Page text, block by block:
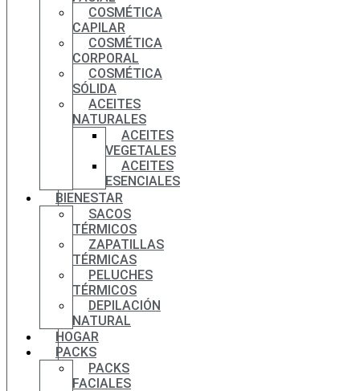
COSMÉTICA
CAPILAR
COSMÉTICA
CORPORAL
COSMÉTICA
SÓLIDA
ACEITES
NATURALES
ACEITES
VEGETALES
ACEITES
ESENCIALES
BIENESTAR
SACOS
TÉRMICOS
ZAPATILLAS
TÉRMICAS
PELUCHES
TÉRMICOS
DEPILACIÓN
NATURAL
HOGAR
PACKS
PACKS
FACIALES